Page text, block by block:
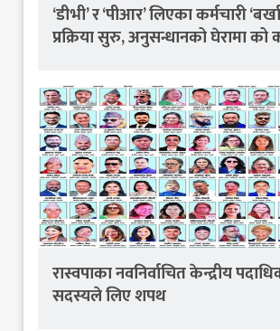
‘डीभी’ र ‘पीआर’ लिएका कर्मचारी
प्रक्रिया सुरु, अनुसन्धानको घेरामा को
रास्वपाका नवनिर्वाचित केन्द्रीय
सदस्यले लिए शपथ